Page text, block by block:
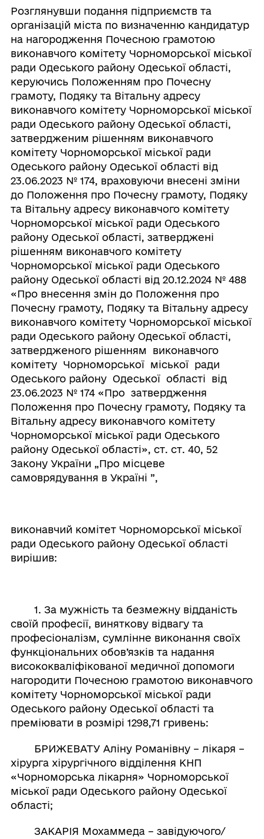
Розглянувши подання підприємств та
організацій міста по визначенню кандидатур
на нагородження Почесною грамотою
виконавчого комітету Чорноморської міської
ради Одеського району Одеської області,
керуючись Положенням про Почесну
грамоту, Подяку та Вітальну адресу
виконавчого комітету Чорноморської міської
ради Одеського району Одеської області,
затвердженим рішенням виконавчого
комітету Чорноморської міської ради
Одеського району Одеської області від
23.06.2023 № 174, враховуючи внесені зміни
до Положення про Почесну грамоту, Подяку
та Вітальну адресу виконавчого комітету
Чорноморської міської ради Одеського
району Одеської області, затверджені
рішенням виконавчого комітету
Чорноморської міської ради Одеського
району Одеської області від 20.12.2024 № 488
«Про внесення змін до Положення про
Почесну грамоту, Подяку та Вітальну адресу
виконавчого комітету Чорноморської міської
ради Одеського району Одеської області,
затвердженого рішенням виконавчого
комітету Чорноморської міської ради
Одеського району Одеської області від
23.06.2023 № 174 «Про затвердження
Положення про Почесну грамоту, Подяку та
Вітальну адресу виконавчого комітету
Чорноморської міської ради Одеського
району Одеської області», ст. ст. 40, 52
Закону України „Про місцеве
самоврядування в Україні ”,
виконавчий комітет Чорноморської міської
ради Одеського району Одеської області
вирішив:
1. За мужність та безмежну відданість
своїй професії, виняткову відвагу та
професіоналізм, сумлінне виконання своїх
функціональних обов’язків та надання
висококваліфікованої медичної допомоги
нагородити Почесною грамотою виконавчого
комітету Чорноморської міської ради
Одеського району Одеської області та
преміювати в розмірі 1298,71 гривень:
БРИЖЕВАТУ Аліну Романівну – лікаря –
хірурга хірургічного відділення КНП
«Чорноморська лікарня» Чорноморської
міської ради Одеського району Одеської
області;
ЗАКАРІЯ Мохаммеда – завідуючого/